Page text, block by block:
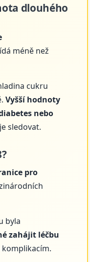
dlouhého
méně než
cukru
Vyšší hodnoty
nebo
sledovat.
pro
byla
zahájit léčbu
komplikacím.